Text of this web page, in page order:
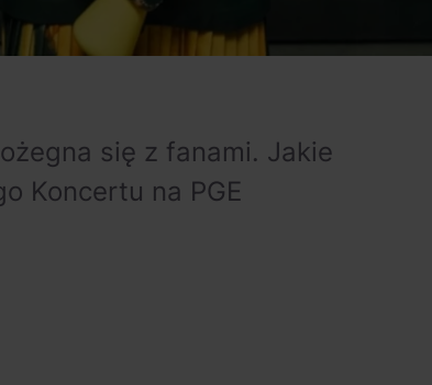
się z fanami. Jakie
Koncertu na PGE